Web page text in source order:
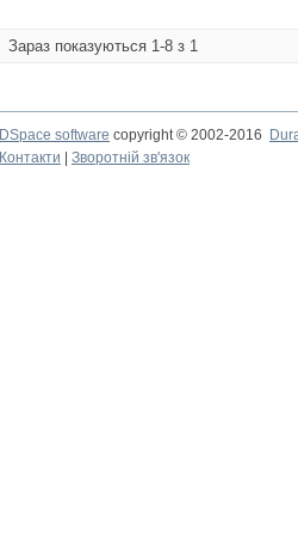
Зараз показуються 1-8 з 1
DSpace software copyright © 2002-2016
Контакти
Зворотній зв'язок